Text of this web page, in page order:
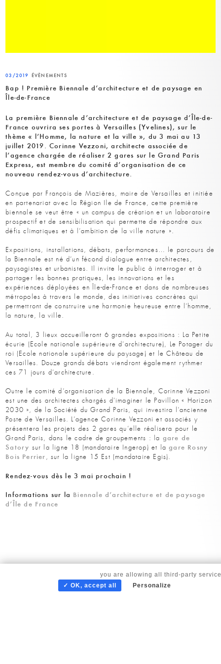
03/2019 ÉVÈNEMENTS
Bap ! Première Biennale d’architecture et de paysage en
Île-de-France
La première Biennale d’architecture et de paysage d’Île-de-
France ouvrira ses portes à Versailles (Yvelines), sur le
thème « l’Homme, la nature et la ville », du 3 mai au 13
juillet 2019. Corinne Vezzoni, architecte associée de
l’agence chargée de réaliser 2 gares sur le Grand Paris
Express, est membre du comité d’organisation de ce
nouveau rendez-vous d’architecture.
Conçue par François de Mazières, maire de Versailles et initiée
en partenariat avec la Région Ile de France, cette première
biennale se veut être « un campus de création et un laboratoire
prospectif et de sensibilisation qui permette de répondre aux
défis climatiques et à l’ambition de la ville nature ».
Expositions, installations, débats, performances… le parcours de
la Biennale est né d’un fécond dialogue entre architectes,
paysagistes et urbanistes. Il invite le public à interroger et à
partager les bonnes pratiques, les innovations et les
expériences déployées en Île-de-France et dans de nombreuses
métropoles à travers le monde, des initiatives concrètes qui
permettront de construire une harmonie heureuse entre l’homme,
la nature, la ville.
Au total, 3 lieux accueilleront 6 grandes expositions : La Petite
écurie (Ecole nationale supérieure d’architecture), Le Potager du
roi (Ecole nationale supérieure du paysage) et le Château de
Versailles. Douze grands débats viendront également rythmer
ces 71 jours d’architecture.
Outre le comité d’organisation de la Biennale, Corinne Vezzoni
est une des architectes chargés d’imaginer le Pavillon « Horizon
2030 », de la Société du Grand Paris, qui investira l’ancienne
Poste de Versailles. L’agence Corinne Vezzoni et associés y
présentera les projets des 2 gares qu’elle réalisera pour le
Grand Paris, dans le cadre de groupements : la gare de
Satory sur la ligne 18 (man­dataire Ingerop) et la gare Rosny
Bois Perrier, sur la ligne 15 Est (mandataire Egis).
Rendez-vous dès le 3 mai prochain !
Informations sur la Biennale d’architecture et de paysage
d’Île de France
you are allowing all third-party
✓ OK, accept all
Personalize